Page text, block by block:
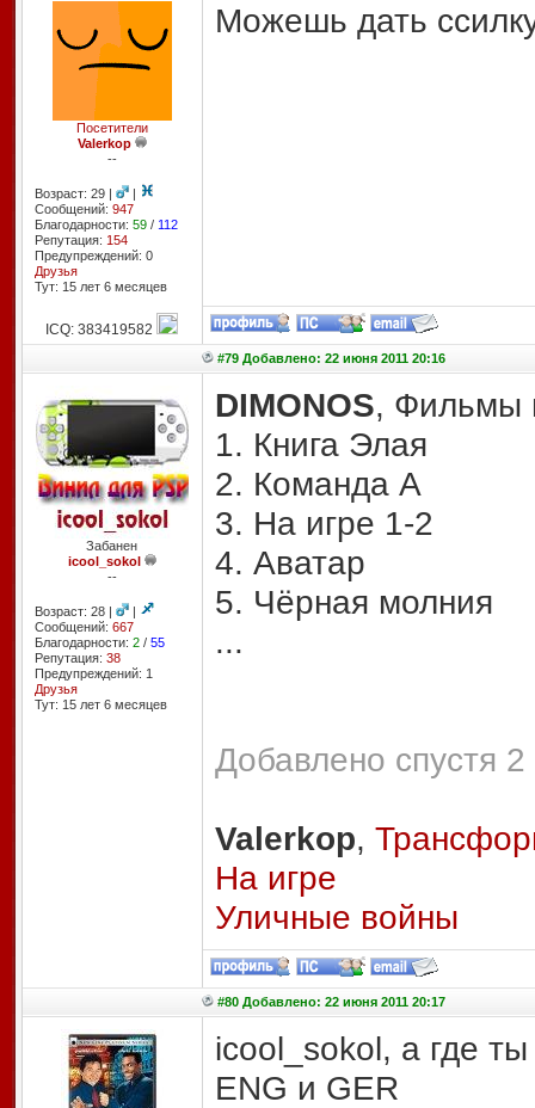
Посетители
Valerkop
--
Возраст: 29 |
|
Сообщений: 947
Благодарности: 59/ 112
Репутация: 154
Предупреждений: 0
Друзья
Тут: 15 лет 6 месяцев
Можешь дать
ICQ: 383419582
#79 Добавлено: 22 июня 2011 20:16
Забанен
icool_sokol
--
Возраст: 28 |
|
Сообщений: 667
Благодарности: 2/ 55
Репутация: 38
Предупреждений: 1
Друзья
Тут: 15 лет 6 месяцев
DIMONOS, Фильмы
1. Книга Элая
2. Команда А
3. На игре 1-2
4. Аватар
5. Чёрная молния
...
Добавлено спустя
Valerkop,
На игре
Уличные войны
#80 Добавлено: 22 июня 2011 20:17
icool_sokol, а где
ENG и GER